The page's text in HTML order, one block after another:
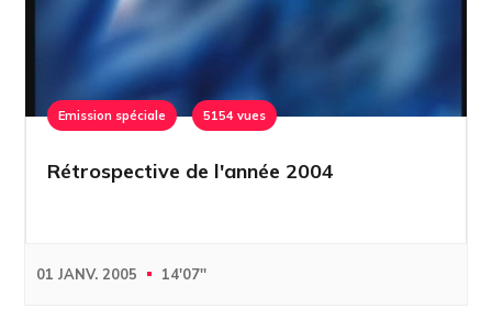
Emission spéciale 5154 vues
Rétrospective de l'année 2004
01 JANV. 2005 14'07''